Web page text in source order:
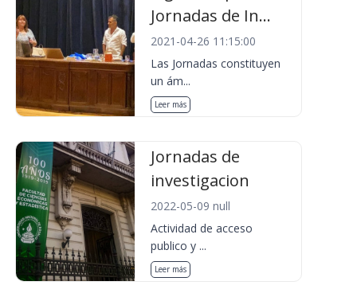
Jornadas de In...
2021-04-26 11:15:00
Las Jornadas constituyen
un ám...
Leer más
Jornadas de
investigacion
2022-05-09 null
Actividad de acceso
publico y ...
Leer más